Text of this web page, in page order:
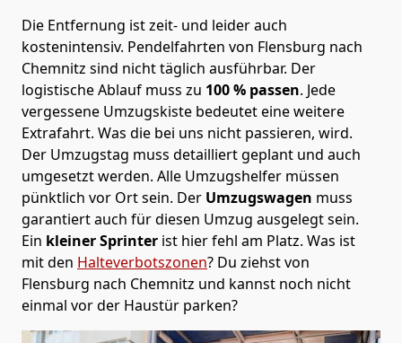
Die Entfernung ist zeit- und leider auch
kostenintensiv. Pendelfahrten von Flensburg nach
Chemnitz sind nicht täglich ausführbar. Der
logistische Ablauf muss zu 100 % passen. Jede
vergessene Umzugskiste bedeutet eine weitere
Extrafahrt. Was die bei uns nicht passieren, wird.
Der Umzugstag muss detailliert geplant und auch
umgesetzt werden. Alle Umzugshelfer müssen
pünktlich vor Ort sein. Der Umzugswagen muss
garantiert auch für diesen Umzug ausgelegt sein.
Ein kleiner Sprinter ist hier fehl am Platz. Was ist
mit den Halteverbotszonen? Du ziehst von
Flensburg nach Chemnitz und kannst noch nicht
einmal vor der Haustür parken?